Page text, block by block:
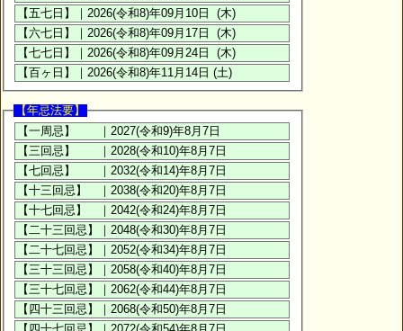
【年忌法要】